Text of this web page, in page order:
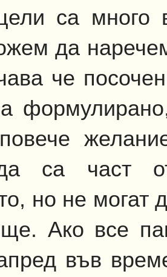
са много
да
че
са част
но не могат
Ако все
във